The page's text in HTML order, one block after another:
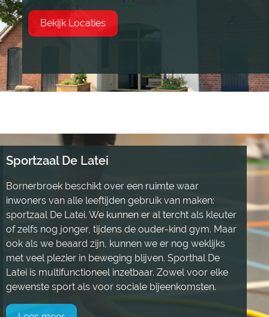
Bekijk Locaties
Sportzaal De Latei
Bornerbroek beschikt over een ruimte waar
inwoners van alle leeftijden gebruik van maken:
sportzaal De Latei. We kunnen er al tercht als kleuter
of zelfs nog jonger, tijdens de ouder-kind gym. Maar
ook als we beaard zijn, kunnen we er nog weklijks
met veel plezier in beweging blijven. Sporthal De
Latei is multifunctioneel inzetbaar. Zowel voor elke
gewenste sport als voor sociale bijeenkomsten.